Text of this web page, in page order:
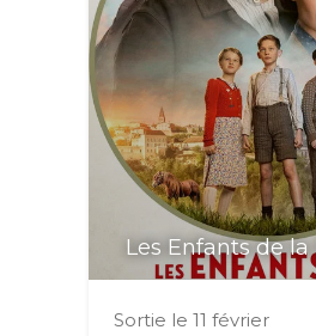
Les Enfants de la
Sortie le 11 février